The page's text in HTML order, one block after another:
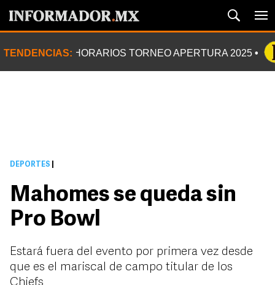
TENDENCIAS: HORARIOS TORNEO APERTURA 2025
DEPORTES
Mahomes se queda sin
Pro Bowl
Estará fuera del evento por primera vez desde
que es el mariscal de campo titular de los
Chiefs